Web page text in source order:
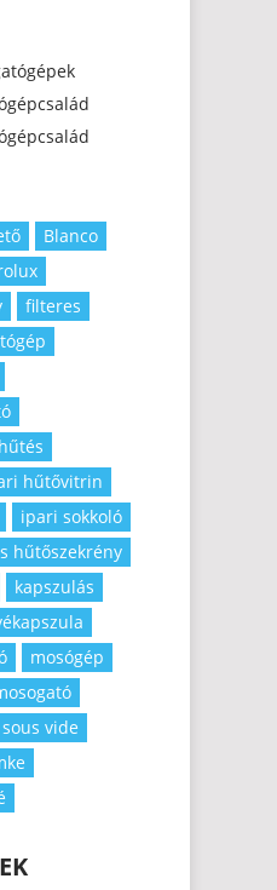
Blanco
filteres
hűtővitrin
ipari sokkoló
hűtőszekrény
kapszulás
mosógép
sous vide